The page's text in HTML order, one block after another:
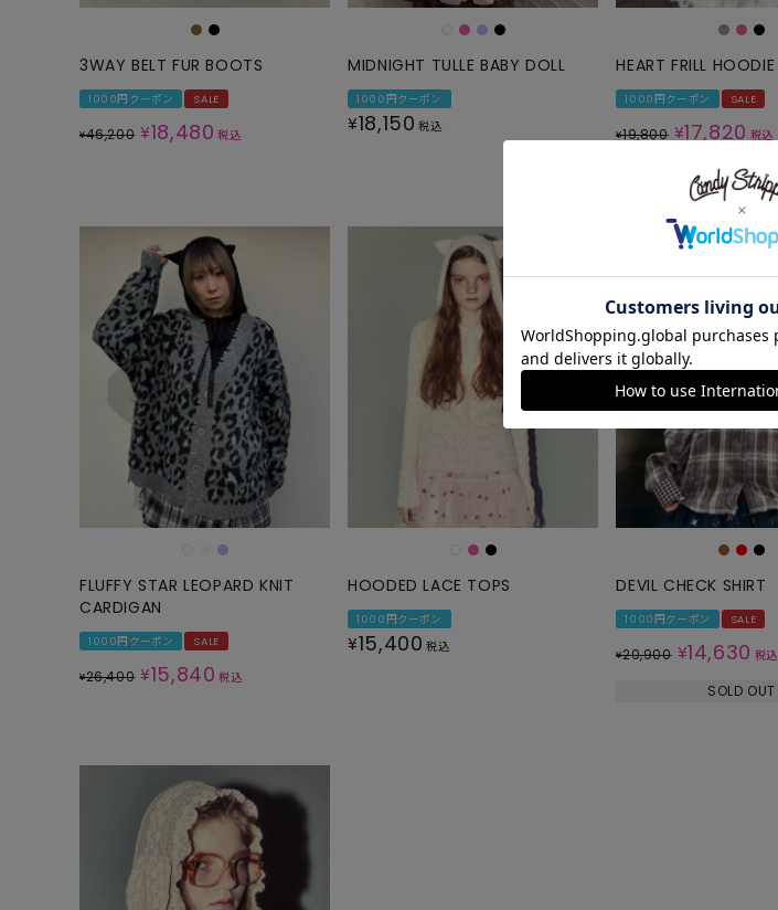
3WAY BELT FUR BOOTS
1000円クーポン SALE
¥46,200 ¥18,480 税込
MIDNIGHT TULLE BABY DOLL
1000円クーポン
¥18,150 税込
HEART FRILL HOODIE
1000円クーポン SALE
¥19,800 ¥17,820 税込
FLUFFY STAR LEOPARD KNIT
CARDIGAN
1000円クーポン SALE
¥26,400 ¥15,840 税込
HOODED LACE TOPS
1000円クーポン
¥15,400 税込
DEVIL CHECK SHIRT
1000円クーポン SALE
¥20,900 ¥14,630 税込
SOLD OUT